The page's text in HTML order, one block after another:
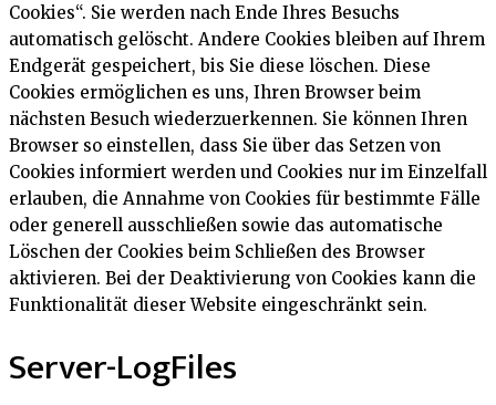
Cookies“. Sie werden nach Ende Ihres Besuchs
automatisch gelöscht. Andere Cookies bleiben auf Ihrem
Endgerät gespeichert, bis Sie diese löschen. Diese
Cookies ermöglichen es uns, Ihren Browser beim
nächsten Besuch wiederzuerkennen. Sie können Ihren
Browser so einstellen, dass Sie über das Setzen von
Cookies informiert werden und Cookies nur im Einzelfall
erlauben, die Annahme von Cookies für bestimmte Fälle
oder generell ausschließen sowie das automatische
Löschen der Cookies beim Schließen des Browser
aktivieren. Bei der Deaktivierung von Cookies kann die
Funktionalität dieser Website eingeschränkt sein.
Server-LogFiles